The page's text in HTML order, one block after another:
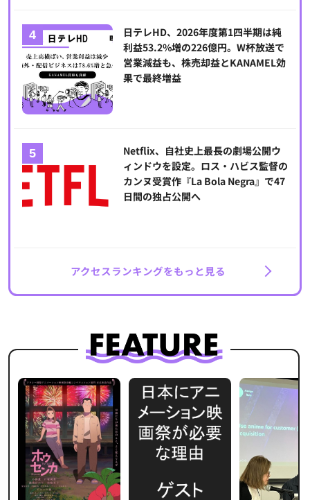
日テレHD、2026年度第1四半期は純
利益53.2%増の226億円。W杯放送で
営業減益も、株売却益とKANAMEL効
果で最終増益
Netflix、自社史上最長の劇場公開ウ
ィンドウを設定。ロス・ハビス監督の
カンヌ受賞作『La Bola Negra』で47
日間の独占公開へ
アクセスランキングをもっと見る